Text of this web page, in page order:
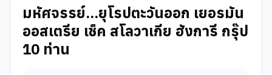
มหัศจรรย์...ยุโรปตะวันออก เยอรมัน
ออสเตรีย เช็ค สโลวาเกีย ฮังการี กรุ๊ป
10 ท่าน